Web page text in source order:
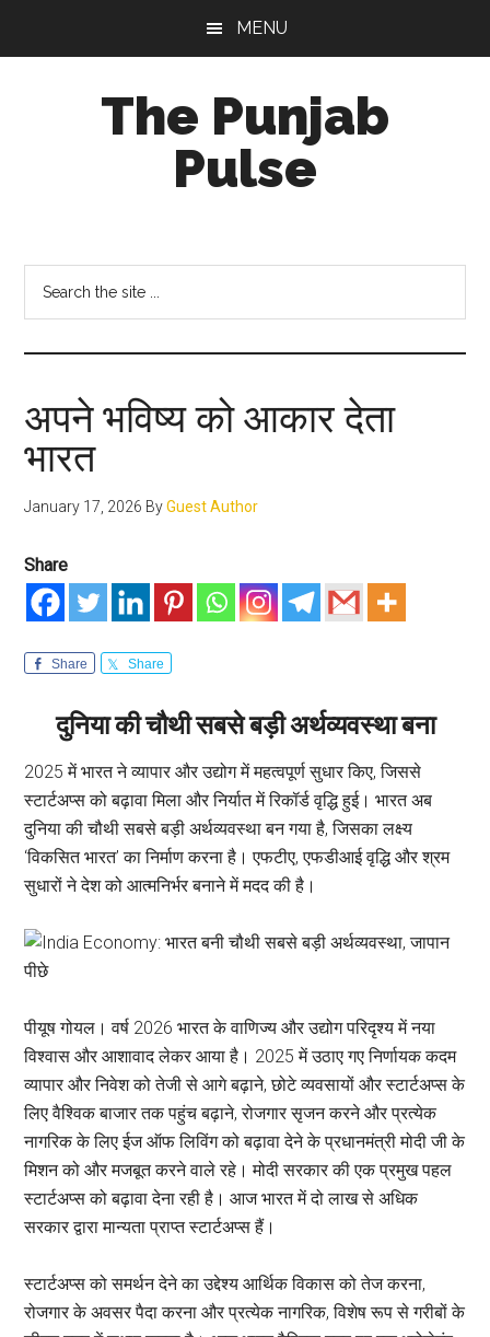
MENU
The Punjab
Pulse
Socio-
Cultural
Studies
अपने भविष्य को आकार देता
भारत
January 17, 2026 ByGuest Author
Share
Share Share
दुनिया की चौथी सबसे बड़ी अर्थव्यवस्था बना
2025 में भारत ने व्यापार और उद्योग में महत्वपूर्ण सुधार किए, जिससे
स्टार्टअप्स को बढ़ावा मिला और निर्यात में रिकॉर्ड वृद्धि हुई। भारत अब
दुनिया की चौथी सबसे बड़ी अर्थव्यवस्था बन गया है, जिसका लक्ष्य
‘विकसित भारत’ का निर्माण करना है। एफटीए, एफडीआई वृद्धि और श्रम
सुधारों ने देश को आत्मनिर्भर बनाने में मदद की है।
पीयूष गोयल। वर्ष 2026 भारत के वाणिज्य और उद्योग परिदृश्य में नया
विश्वास और आशावाद लेकर आया है। 2025 में उठाए गए निर्णायक कदम
व्यापार और निवेश को तेजी से आगे बढ़ाने, छोटे व्यवसायों और स्टार्टअप्स के
लिए वैश्विक बाजार तक पहुंच बढ़ाने, रोजगार सृजन करने और प्रत्येक
नागरिक के लिए ईज ऑफ लिविंग को बढ़ावा देने के प्रधानमंत्री मोदी जी के
मिशन को और मजबूत करने वाले रहे। मोदी सरकार की एक प्रमुख पहल
स्टार्टअप्स को बढ़ावा देना रही है। आज भारत में दो लाख से अधिक
सरकार द्वारा मान्यता प्राप्त स्टार्टअप्स हैं।
स्टार्टअप्स को समर्थन देने का उद्देश्य आर्थिक विकास को तेज करना,
रोजगार के अवसर पैदा करना और प्रत्येक नागरिक, विशेष रूप से गरीबों के